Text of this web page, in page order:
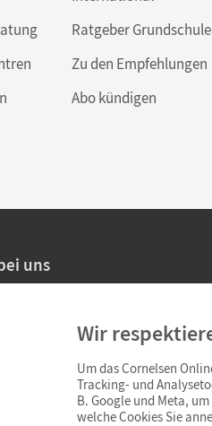
Ratgeber Grundschule
Zu den Empfehlungen
Abo kündigen
uns
Angebote für Lehrkräfte
mit SSL-Verschlüsselung
Widerrufsfristvon 4 Wochen
Wir
Um das Cornelsen
Tracking- und
B. Google und Meta,
welche Cookies Sie